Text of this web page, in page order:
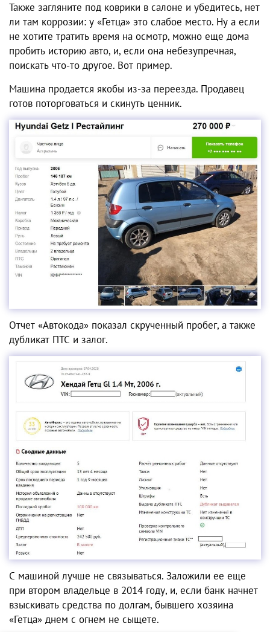
Также загляните под коврики в салоне и убедитесь, нет
ли там коррозии: у «Гетца» это слабое место. Ну а если
не хотите тратить время на осмотр, можно еще дома
пробить историю авто, и, если она небезупречная,
поискать что-то другое. Вот пример.
Машина продается якобы из-за переезда. Продавец
готов поторговаться и скинуть ценник.
Отчет «Автокода» показал скрученный пробег, а также
дубликат ПТС и залог.
С машиной лучше не связываться. Заложили ее еще
при втором владельце в 2014 году, и, если банк начнет
взыскивать средства по долгам, бывшего хозяина
«Гетца» днем с огнем не сыщете.